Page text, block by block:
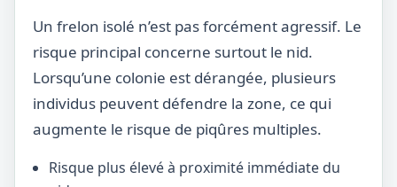
Un frelon isolé n’est pas forcément agressif. Le
risque principal concerne surtout le nid.
Lorsqu’une colonie est dérangée, plusieurs
individus peuvent défendre la zone, ce qui
augmente le risque de piqûres multiples.
Risque plus élevé à proximité immédiate du